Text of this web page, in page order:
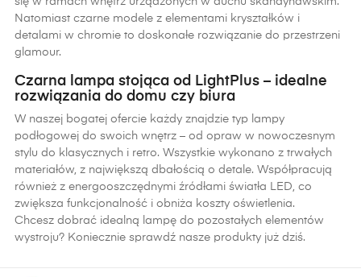
Natomiast czarne modele z elementami kryształków i
detalami w chromie to doskonałe rozwiązanie do przestrzeni
glamour.
Czarna lampa stojąca od LightPlus – idealne
rozwiązania do domu czy biura
W naszej bogatej ofercie każdy znajdzie typ lampy
podłogowej do swoich wnętrz – od opraw w nowoczesnym
stylu do klasycznych i retro. Wszystkie wykonano z trwałych
materiałów, z największą dbałością o detale. Współpracują
również z energooszczędnymi źródłami światła LED, co
zwiększa funkcjonalność i obniża koszty oświetlenia.
Chcesz dobrać idealną lampę do pozostałych elementów
wystroju? Koniecznie sprawdź nasze produkty już dziś.